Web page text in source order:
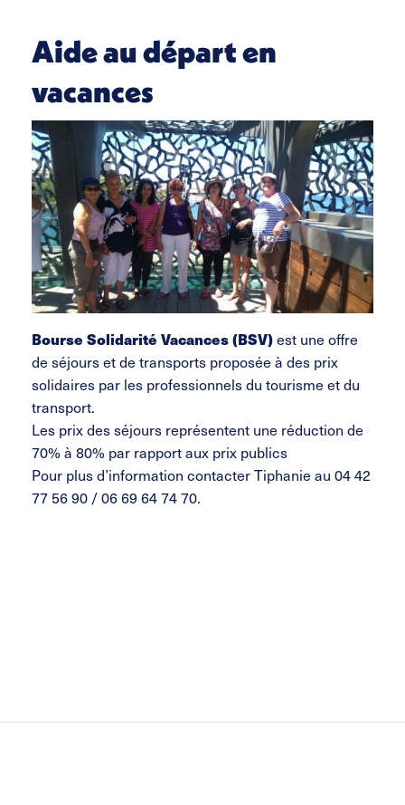
Aide au départ en
vacances
Bourse Solidarité Vacances (BSV)est une offre
de séjours et de transports proposée à des prix
solidaires par les professionnels du tourisme et du
transport.
Les prix des séjours représentent une réduction de
70% à 80% par rapport aux prix publics
Pour plus d’information contacter Tiphanie au 04 42
77 56 90 / 06 69 64 74 70.